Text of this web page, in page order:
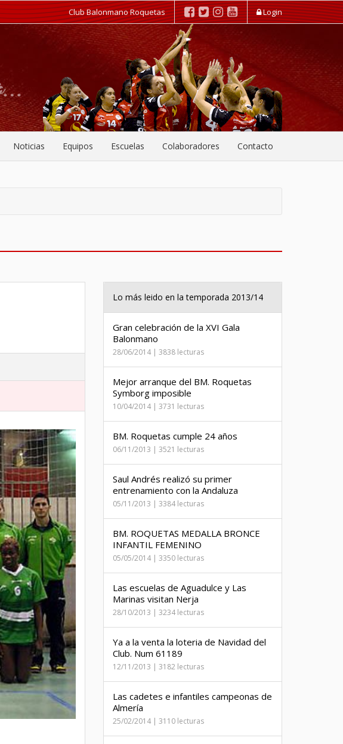
Login
Club Balonmano Roquetas
Noticias Equipos Escuelas Colaboradores Contacto
Lo más leido en la temporada 2013/14
Gran celebración de la XVI Gala
Balonmano
28/06/2014 | 3838 lecturas
Mejor arranque del BM. Roquetas
Symborg imposible
10/04/2014 | 3731 lecturas
BM. Roquetas cumple 24 años
06/11/2013 | 3521 lecturas
Saul Andrés realizó su primer
entrenamiento con la Andaluza
05/11/2013 | 3384 lecturas
BM. ROQUETAS MEDALLA BRONCE
INFANTIL FEMENINO
05/05/2014 | 3350 lecturas
Las escuelas de Aguadulce y Las
Marinas visitan Nerja
28/10/2013 | 3234 lecturas
Ya a la venta la loteria de Navidad del
Club. Num 61189
12/11/2013 | 3182 lecturas
Las cadetes e infantiles campeonas de
Almería
25/02/2014 | 3110 lecturas